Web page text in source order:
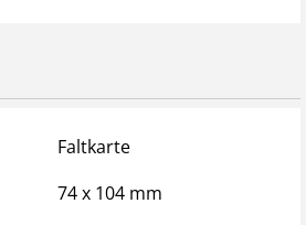
Faltkarte
74 x 104 mm